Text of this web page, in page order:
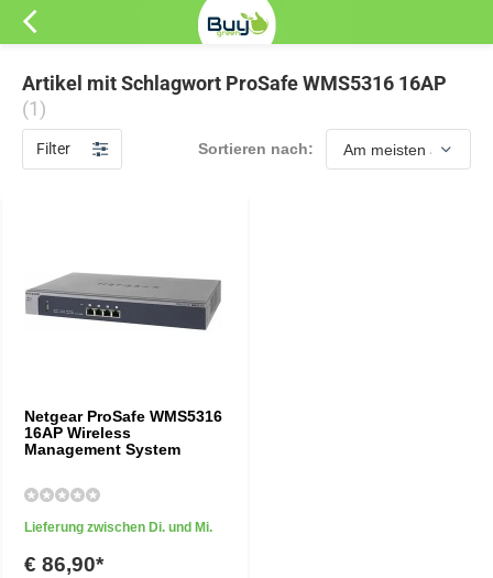
Artikel mit Schlagwort ProSafe WMS5316 16AP
(1)
Filter Sortieren nach:
Netgear ProSafe WMS5316
16AP Wireless
Management System
Lieferung zwischen Di. und Mi.
€ 86,90*